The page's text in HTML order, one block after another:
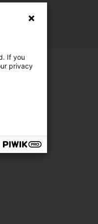
If you
privacy